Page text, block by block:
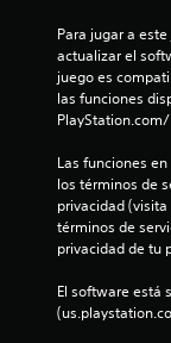
Para jugar a
actualizar el
juego es
las funciones
Las funciones
los términos de
privacidad
términos de
privacidad de tu
El software está